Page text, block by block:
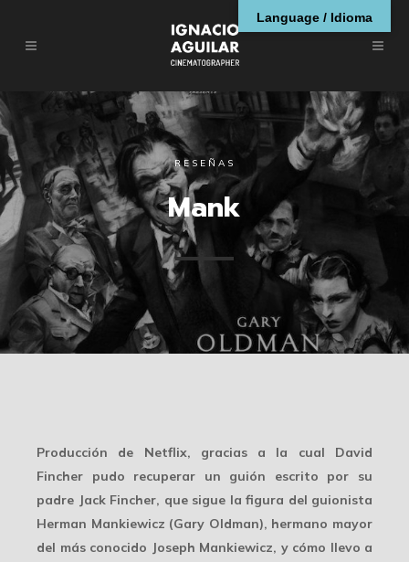
RESEÑAS
Mank
Producción de Netflix, gracias a la cual David
Fincher pudo recuperar un guión escrito por su
padre Jack Fincher, que sigue la figura del guionista
Herman Mankiewicz (Gary Oldman), hermano mayor
del más conocido Joseph Mankiewicz, y cómo llevo a
Language / Idioma